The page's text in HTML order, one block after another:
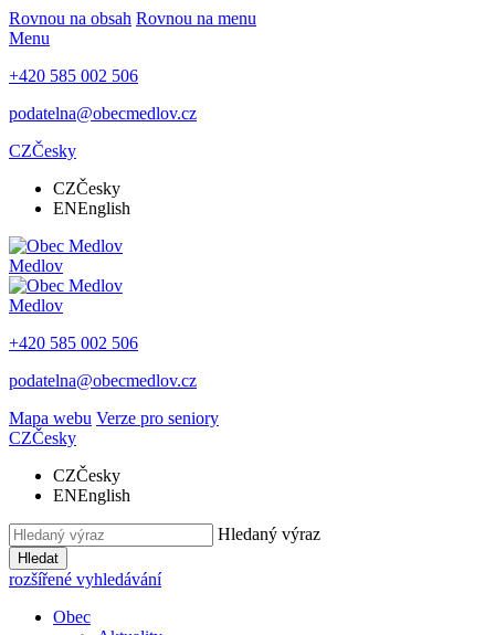
Rovnou na obsah Rovnou na menu
Menu
+420 585 002 506
podatelna@obecmedlov.cz
CZČesky
CZČesky
ENEnglish
Medlov
Medlov
+420 585 002 506
podatelna@obecmedlov.cz
Mapa webu Verze pro seniory
CZČesky
CZČesky
ENEnglish
Hledaný výraz
Hledat
rozšířené vyhledávání
Obec